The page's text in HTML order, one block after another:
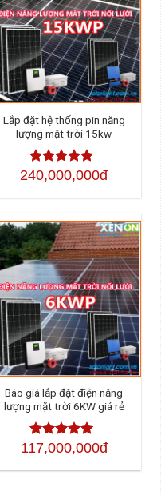
Lắp đặt hệ thống pin năng
lượng mặt trời 15kw
Được xếp
sao
240,000,000đ
Báo giá lắp đặt điện năng
lượng mặt trời 6KW giá rẻ
Được xếp
5 sao
117,000,000đ